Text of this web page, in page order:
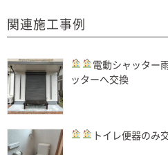
関連施工事例
電動シャッター
ッターへ交換
トイレ便器のみ